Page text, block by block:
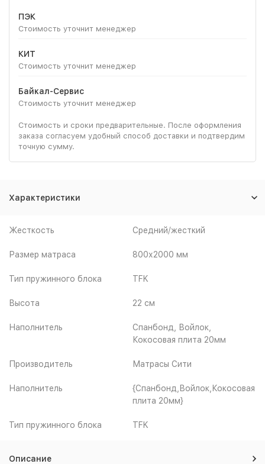
ПЭК
Стоимость уточнит менеджер
КИТ
Стоимость уточнит менеджер
Байкал-Сервис
Стоимость уточнит менеджер
Стоимость и сроки предварительные. После оформления
заказа согласуем удобный способ доставки и подтвердим
точную сумму.
Характеристики
Жесткость Средний/жесткий
Размер матраса 800х2000 мм
Тип пружинного блока TFK
Высота 22 см
Наполнитель
Спанбонд, Войлок,
Кокосовая плита 20мм
Производитель Матрасы Сити
Наполнитель
{Спанбонд,Войлок,Кокосовая
плита 20мм}
Тип пружинного блока TFK
Описание